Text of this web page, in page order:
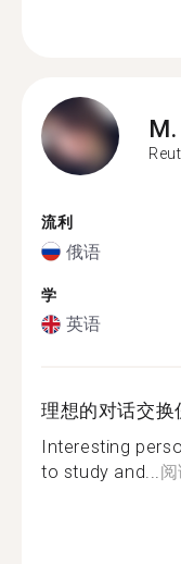
M.
流利
俄语
学
英语
理想的对话交换
Interesting
to study and...